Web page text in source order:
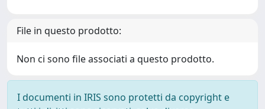
File in questo prodotto:
Non ci sono file associati a questo prodotto.
I documenti in IRIS sono protetti da copyright e